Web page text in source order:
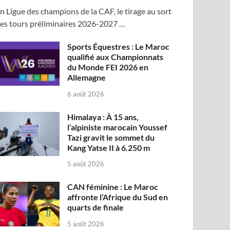
Ligue des champions de la CAF, le tirage au sort
tours préliminaires 2026-2027 …
Sports Équestres : Le Maroc
qualifié aux Championnats
du Monde FEI 2026 en
Allemagne
6 août 2026
Himalaya : À 15 ans,
l’alpiniste marocain Youssef
Tazi gravit le sommet du
Kang Yatse II à 6.250 m
5 août 2026
CAN féminine : Le Maroc
affronte l’Afrique du Sud en
quarts de finale
5 août 2026